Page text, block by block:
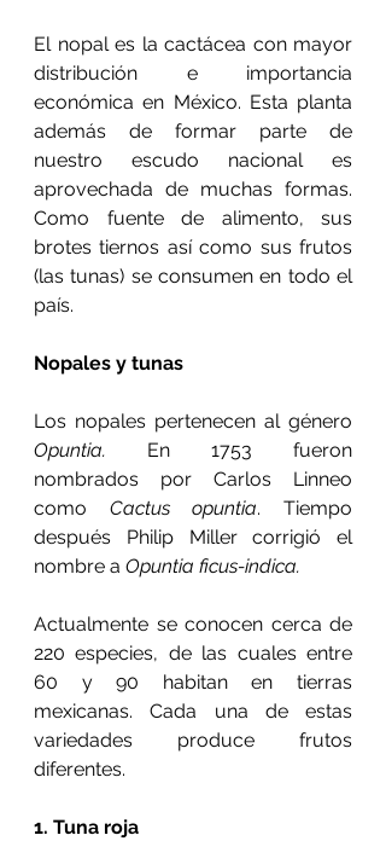
El nopal es la cactácea con mayor
distribución e importancia
económica en México. Esta planta
además de formar parte de
nuestro escudo nacional es
aprovechada de muchas formas.
Como fuente de alimento, sus
brotes tiernos así como sus frutos
(las tunas) se consumen en todo el
país.
Nopales y tunas
Opuntia. En 1753 fueron
nombrados por Carlos Linneo
como Cactus opuntia. Tiempo
después Philip Miller corrigió el
nombre a Opuntia ficus-indica.
Actualmente se conocen cerca de
220 especies, de las cuales entre
60 y 90 habitan en tierras
mexicanas. Cada una de estas
variedades produce frutos
diferentes.
1. Tuna roja